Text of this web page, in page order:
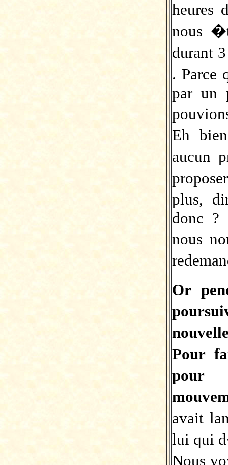
heures
nous
durant
.
par un
Eh
aucun
plus,
donc ?
nous
Or
Pour
pour
avait
lui qui
Nous